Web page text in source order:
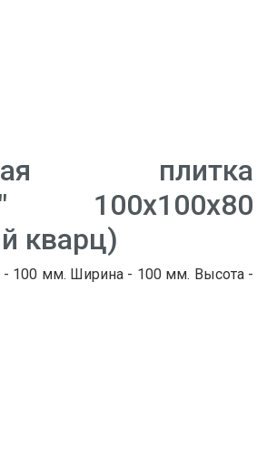
плитка
100х100х80
кварц)
- 100 мм. Ширина - 100 мм. Высота -